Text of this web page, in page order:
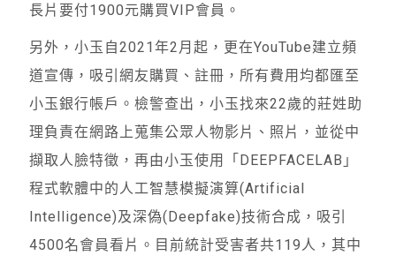
長片要付1900元購買VIP會員。
另外，小玉自2021年2月起，更在YouTube建立頻
道宣傳，吸引網友購買、註冊，所有費用均都匯至
小玉銀行帳戶。檢警查出，小玉找來22歲的莊姓助
理負責在網路上蒐集公眾人物影片、照片，並從中
擷取人臉特徵，再由小玉使用「DEEPFACELAB」
程式軟體中的人工智慧模擬演算(Artificial
Intelligence)及深偽(Deepfake)技術合成，吸引
4500名會員看片。目前統計受害者共119人，其中